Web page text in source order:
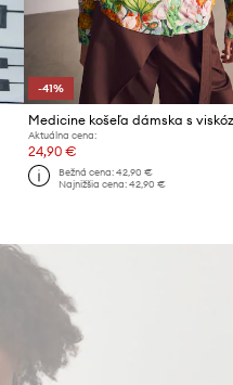
-41%
Medicine košeľa dámska s
Aktuálna cena:
24,90 €
Bežná cena: 42,90 €
Najnižšia cena: 42,90 €